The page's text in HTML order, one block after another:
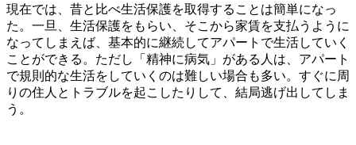
現在では、昔と比べ生活保護を取得することは簡単になっ
た。一旦、生活保護をもらい、そこから家賃を支払うように
なってしまえば、基本的に継続してアパートで生活していく
ことができる。ただし「精神に病気」がある人は、アパート
で規則的な生活をしていくのは難しい場合も多い。すぐに周
りの住人とトラブルを起こしたりして、結局逃げ出してしま
う。